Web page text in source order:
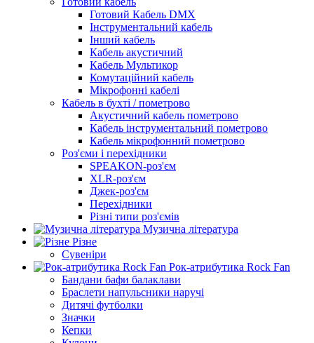
Готовий Кабель DMX
Інструментальний кабель
Інший кабель
Кабель акустичний
Кабель Мультикор
Комутаційний кабель
Мікрофонні кабелі
Кабель в бухті / пометрово
Акустичний кабель пометрово
Кабель інструментальний пометрово
Кабель мікрофонний пометрово
Роз'єми і перехідники
SPEAKON-роз'єм
XLR-роз'єм
Джек-роз'єм
Перехідники
Різні типи роз'ємів
Музична література
Різне
Сувеніри
Рок-атрибутика Rock Fan
Бандани бафи балаклави
Браслети напульсники наручі
Дитячі футболки
Значки
Кепки